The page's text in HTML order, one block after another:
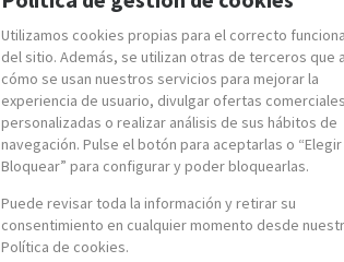
FK72280
FUNKO POP! WWE -
- +
Utilizamos cookies propias para el correcto
del sitio. Además, se utilizan otras de terceros que
cómo se usan nuestros servicios para mejorar la
experiencia de usuario, divulgar ofertas comerciales
personalizadas o realizar análisis de sus hábitos de
navegación. Pulse el botón para aceptarlas o
Bloquear” para configurar y poder bloquearlas.
Puede revisar toda la información y retirar su
consentimiento en cualquier momento desde
Política de cookies.